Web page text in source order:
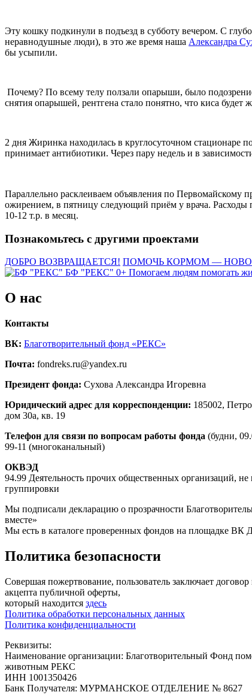
Эту кошку подкинули в подъезд в субботу вечером. С
неравнодушные люди), в это же время наша Александра
бы усыпили.
Почему? По всему телу ползали опарыши, было
снятия опарышей, рентгена стало понятно, что киса будет
2 дня Жиринка находилась в круглосуточном стационаре
принимает антибиотики. Через пару недель и в
Параллельно расклеиваем объявления по
ожирением, в пятницу следующий приём у врача. Расходы
10-12 т.р. в месяц.
Познакомьтесь с другими проектами
ДОБРО ВОЗВРАЩАЕТСЯ! ПОМОЧЬ КОРМОМ —
БФ "РЕКС" 0+ Помогаем людям помогать
О нас
Контакты
ВК: Благотворительный фонд «РЕКС»
Почта: fondreks.ru@yandex.ru
Президент фонда: Сухова Александра Игоревна
Юридический адрес для корреспонденции: 185002,
дом 30а, кв. 19
Телефон для связи по вопросам работы фонда (будни,
99-11 (многоканальный)
ОКВЭД
94.99 Деятельность прочих общественных организаций,
группировки
Мы подписали декларацию о прозрачности
вместе»
Мы есть в каталоге проверенных фондов на площадке ВК
Политика безопасности
Совершая пожертвование, пользователь заключает
акцепта публичной оферты,
который находится здесь
Политика обработки персональных данных
Политика конфиденциальности
Реквизиты:
Наименование организации: Благотворительный Фонд
животным РЕКС
ИНН 1001350426
Банк Получателя: МУРМАНСКОЕ ОТДЕЛЕНИЕ № 8627